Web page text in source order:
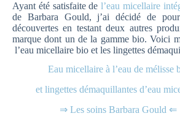
Ayant été satisfaite del’eau micellaire
de Barbara Gould, j’ai décidé de
découvertes en testant deux autres
marque dont un de la gamme bio. Voici
l’eau micellaire bio et les lingettes
Eau micellaire à l’eau de mélisse
et lingettes démaquillantes d’eau
⇒ Les soins Barbara Gould ⇐